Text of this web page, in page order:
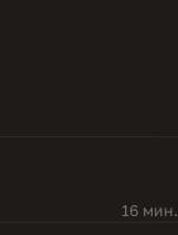
16 мин.